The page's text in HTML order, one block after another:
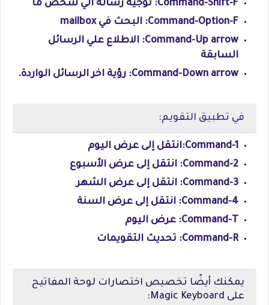
Command-Shift-F: توجيه رسالة الي شخص ما
Command-Option-F: البحث في mailbox
Command-Up arrow: الاطلاع علي الرسائل
السابقة
Command-Down arrow: رؤية اخر الرسائل الواردة.
في تطبيق التقويم:
Command-1:انتقل إلى عرض اليوم
Command-2: انتقل إلى عرض الأسبوع
Command-3: انتقل إلى عرض الشهر
Command-4: انتقل إلى عرض السنة
Command-T: عرض اليوم
Command-R: تحديث التقويمات
يمكنك أيضًا تخصيص اختصارات لوحة المفاتيح
على Magic Keyboard: